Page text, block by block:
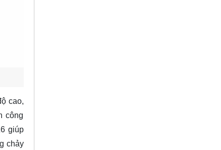
cao,
công
giúp
chảy